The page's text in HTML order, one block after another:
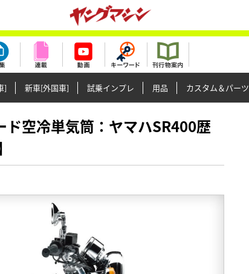
] 新車[外国車] 試乗インプレ 用品 カスタム＆パーツ
空冷単気筒：ヤマハSR400歴